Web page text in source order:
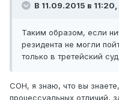
В 11.09.2015 в 11:20,
Таким образом, если
резидента не могли
только в третейский суд.
СОН, я знаю, что вы
процессуальных отличий,